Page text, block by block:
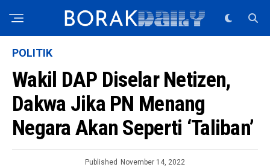
POLITIK
Wakil DAP Diselar Netizen,
Dakwa Jika PN Menang
Negara Akan Seperti ‘Taliban’
Published November 14, 2022